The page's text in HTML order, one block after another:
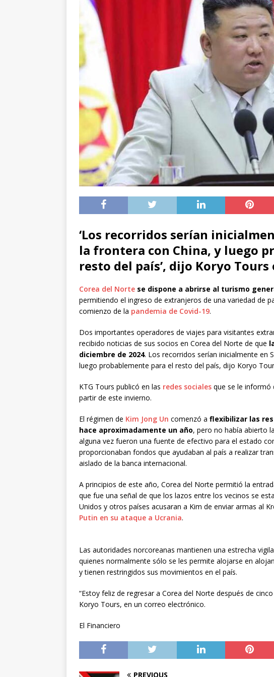
‘Los recorridos serían
la frontera con China, y luego
resto del país’, dijo Koryo
Corea del Norte se dispone a abrirse al turismo
permitiendo el ingreso de extranjeros de una variedad de
comienzo de la pandemia de Covid-19.
Dos importantes operadores de viajes para visitantes
recibido noticias de sus socios en Corea del Norte de que
diciembre de 2024. Los recorridos serían inicialmente en
luego probablemente para el resto del país, dijo Koryo
KTG Tours publicó en las redes sociales que se le informó
partir de este invierno.
El régimen de Kim Jong Un comenzó a flexibilizar las
hace aproximadamente un año, pero no había abierto
alguna vez fueron una fuente de efectivo para el estado
proporcionaban fondos que ayudaban al país a realizar
aislado de la banca internacional.
A principios de este año, Corea del Norte permitió la
que fue una señal de que los lazos entre los vecinos se
Unidos y otros países acusaran a Kim de enviar armas al
Putin en su ataque a Ucrania.
Las autoridades norcoreanas mantienen una estrecha
quienes normalmente sólo se les permite alojarse en
y tienen restringidos sus movimientos en el país.
“Estoy feliz de regresar a Corea del Norte después de
Koryo Tours, en un correo electrónico.
El Financiero
PREVIOUS